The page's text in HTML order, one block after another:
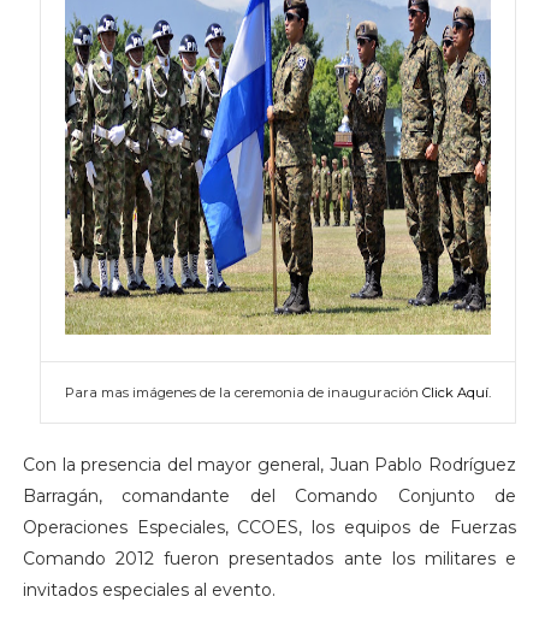
Para mas imágenes de la ceremonia de inauguraciónClick Aquí.
Con la presencia del mayor general, Juan Pablo Rodríguez
Barragán, comandante del Comando Conjunto de
Operaciones Especiales, CCOES, los equipos de Fuerzas
Comando 2012 fueron presentados ante los militares e
invitados especiales al evento.